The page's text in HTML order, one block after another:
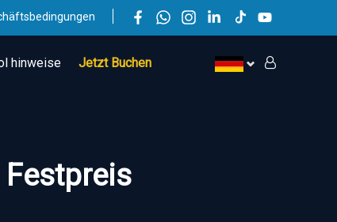
hinweise Jetzt Buchen